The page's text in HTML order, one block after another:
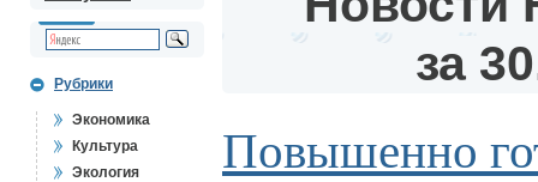
Рубрики
Экономика
Культура
Экология
за
Повышенно